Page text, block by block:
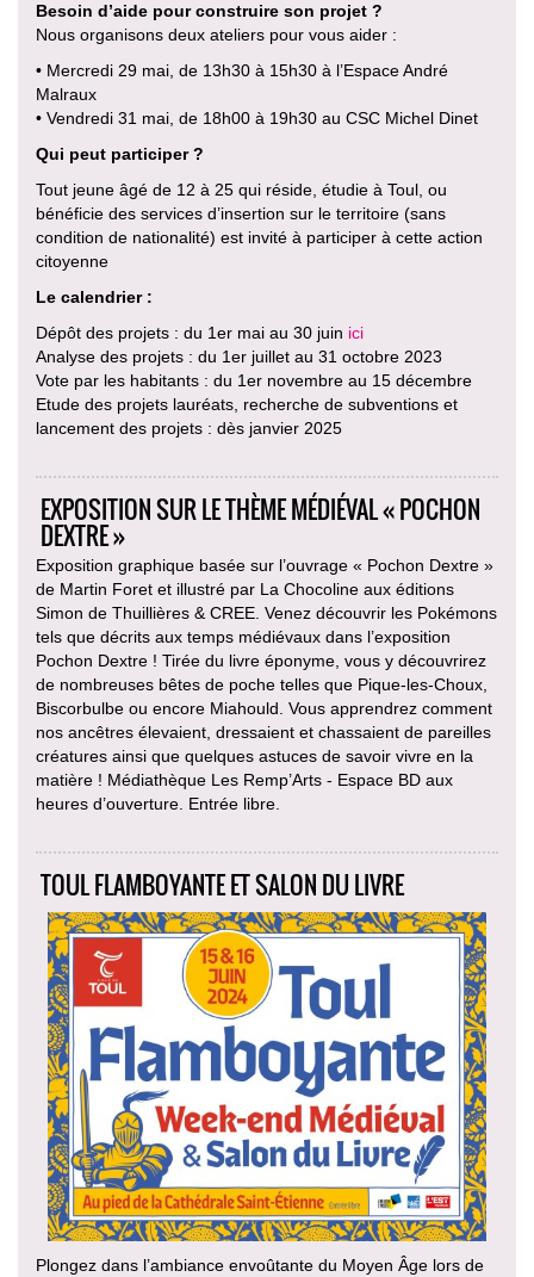
Besoin d’aide pour construire son projet ?
Nous organisons deux ateliers pour vous aider :
• Mercredi 29 mai, de 13h30 à 15h30 à l’Espace André
Malraux
• Vendredi 31 mai, de 18h00 à 19h30 au CSC Michel Dinet
Qui peut participer ?
Tout jeune âgé de 12 à 25 qui réside, étudie à Toul, ou
bénéficie des services d’insertion sur le territoire (sans
condition de nationalité) est invité à participer à cette action
citoyenne
Le calendrier :
Dépôt des projets : du 1er mai au 30 juin ici
Analyse des projets : du 1er juillet au 31 octobre 2023
Vote par les habitants : du 1er novembre au 15 décembre
Etude des projets lauréats, recherche de subventions et
lancement des projets : dès janvier 2025
EXPOSITION SUR LE THÈME MÉDIÉVAL « POCHON
DEXTRE »
Exposition graphique basée sur l’ouvrage « Pochon Dextre »
de Martin Foret et illustré par La Chocoline aux éditions
Simon de Thuillières & CREE. Venez découvrir les Pokémons
tels que décrits aux temps médiévaux dans l’exposition
Pochon Dextre ! Tirée du livre éponyme, vous y découvrirez
de nombreuses bêtes de poche telles que Pique-les-Choux,
Biscorbulbe ou encore Miahould. Vous apprendrez comment
nos ancêtres élevaient, dressaient et chassaient de pareilles
créatures ainsi que quelques astuces de savoir vivre en la
matière ! Médiathèque Les Remp’Arts - Espace BD aux
heures d’ouverture. Entrée libre.
TOUL FLAMBOYANTE ET SALON DU LIVRE
Plongez dans l’ambiance envoûtante du Moyen Âge lors de